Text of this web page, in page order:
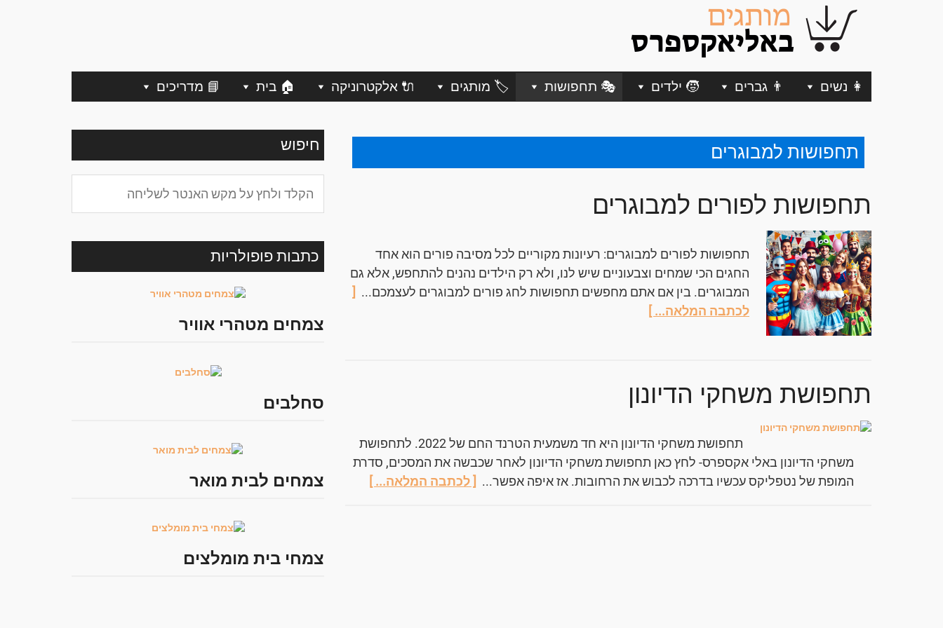
👩 נשים 👨 גברים 🧒 ילדים 🎭 תחפושות 🏷️ מותגים 🔌 אלקטרוניקה 🏠 בית 📘 מדריכים
תחפושות למבוגרים
תחפושות לפורים למבוגרים
תחפושות לפורים למבוגרים: רעיונות מקוריים לכל מסיבה פורים הוא אחד
החגים הכי שמחים וצבעוניים שיש לנו, ולא רק הילדים נהנים להתחפש, אלא גם
המבוגרים. בין אם אתם מחפשים תחפושות לחג פורים למבוגרים לעצמכם... [
לכתבה המלאה... ]
תחפושת משחקי הדיונון
תחפושת משחקי הדיונון היא חד משמעית הטרנד החם של 2022. לתחפושת
משחקי הדיונון באלי אקספרס- לחץ כאן תחפושת משחקי הדיונון לאחר שכבשה את המסכים, סדרת
המופת של נטפליקס עכשיו בדרכה לכבוש את הרחובות. אז איפה אפשר... [ לכתבה המלאה... ]
חיפוש
כתבות פופולריות
צמחים מטהרי אוויר
סחלבים
צמחים לבית מואר
צמחי בית מומלצים